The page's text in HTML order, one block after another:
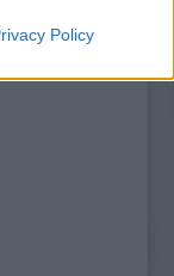
Policy